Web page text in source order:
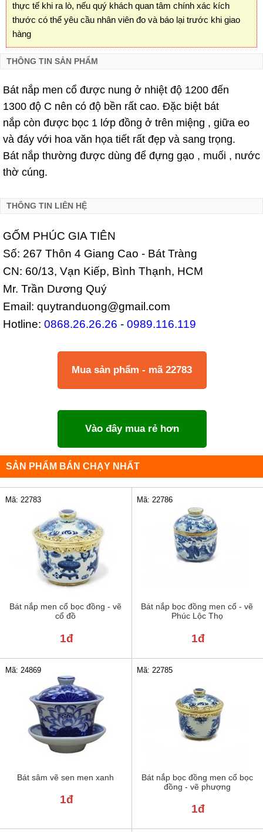
thực tế khi ra lò, nếu quý khách quan tâm chính xác kích
thước có thể yêu cầu nhân viên đo và báo lại trước khi giao
hàng
THÔNG TIN SẢN PHẨM
Bát nắp men cổ được nung ở nhiệt độ 1200 đến
1300 độ C nên có độ bền rất cao. Đặc biệt bát
nắp còn được bọc 1 l ớp đồng ở trên miệng , giữa eo
và đáy với hoa văn họa tiết rất đẹp và sang trọng.
Bát nắp thường được dùng để đựng gạo , muối , nước
thờ cúng.
THÔNG TIN LIÊN HỆ
GỐM PHÚC GIA TIÊN
Số: 267 Thôn 4 Giang Cao - Bát Tràng
CN: 60/13, Vạn Kiếp, Bình Thạnh, HCM
Mr. Trần Dương Quý
Email: quytranduong@gmail.com
Hotline: 0868.26.26.26 - 0989.116.119
Mua sản phẩm - mã 22783
Vào đây mua rẻ hơn
SẢN PHẨM BÁN CHẠY NHẤT
Bát nắp men cổ bọc đồng - vẽ
cổ đồ
Mã: 22783
1đ
Bát nắp bọc đồng men cổ - vẽ
Phúc Lộc Thọ
Mã: 22786
1đ
Bát sâm vẽ sen men xanh
Mã: 24869
1đ
Bát nắp bọc đồng men cổ bọc
đồng - vẽ phượng
Mã: 22785
1đ